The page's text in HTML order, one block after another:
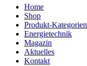
Home
Shop
Produkt-Kategorien
Energietechnik
Magazin
Aktuelles
Kontakt